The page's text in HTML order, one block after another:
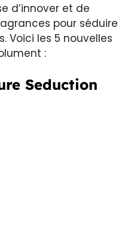
d’innover et de
pour séduire
Voici les 5 nouvelles
:
Seduction